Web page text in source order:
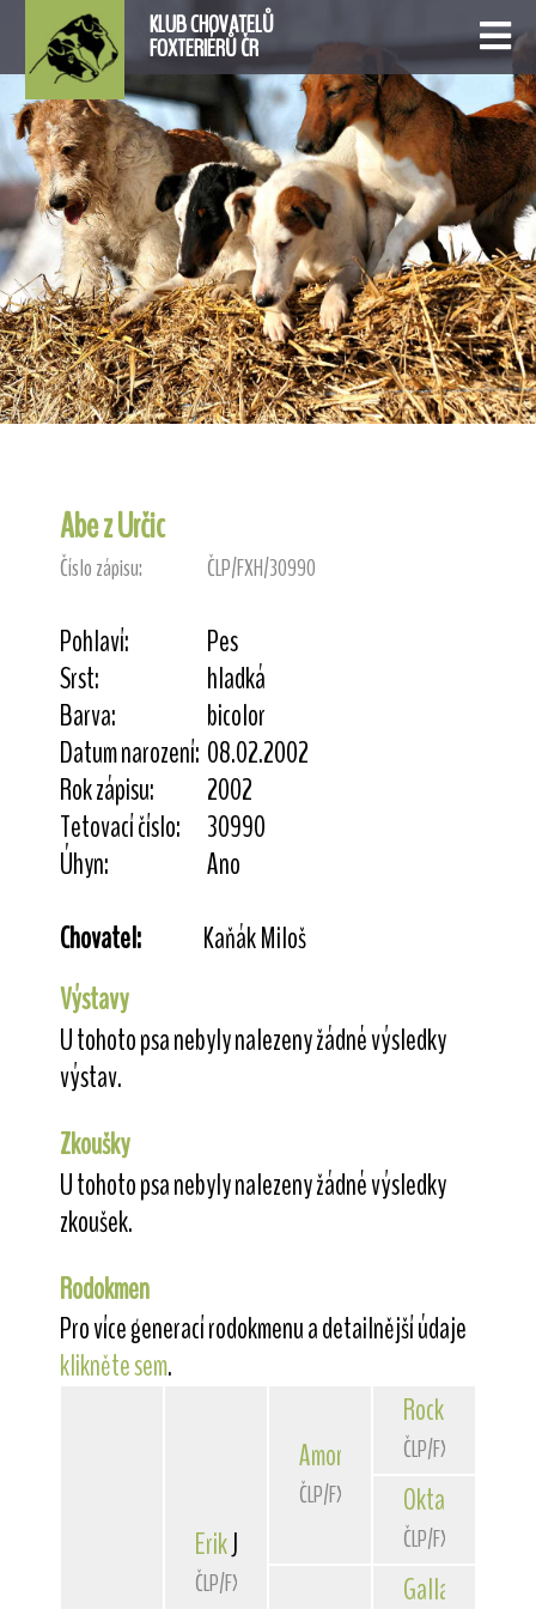
KLUB CHOVATELŮ
FOXTERIÉRŮ ČR
Abe z Určic
Číslo zápisu: ČLP/FXH/30990
Pohlaví:
Pes
Srst:
hladká
Barva:
bicolor
Datum narození: 08.02.2002
Rok zápisu:
2002
Tetovací číslo:
30990
Úhyn:
Ano
Chovatel:
Kaňák Miloš
Výstavy
U tohoto psa nebyly nalezeny žádné výsledky
výstav.
Zkoušky
U tohoto psa nebyly nalezeny žádné výsledky
zkoušek.
Rodokmen
Pro více generací rodokmenu a detailnější údaje
klikněte sem.
ErikJavor-Haná
ČLP/FXH/28366
Amor z Kojeckého dvora
ČLP/FXH/24967
Rocky
ČLP/FXH/24363
Oktavia
ČLP/FXH/23513
Gallant